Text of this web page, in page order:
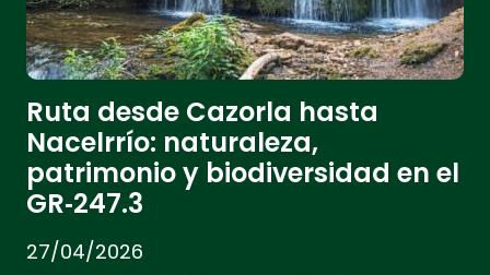
Ruta desde Cazorla hasta
Nacelrrío: naturaleza,
patrimonio y biodiversidad en el
GR‑247.3
27/04/2026